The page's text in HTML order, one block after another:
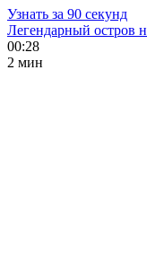
Узнать за 90 секунд
Легендарный остров
00:28
2 мин